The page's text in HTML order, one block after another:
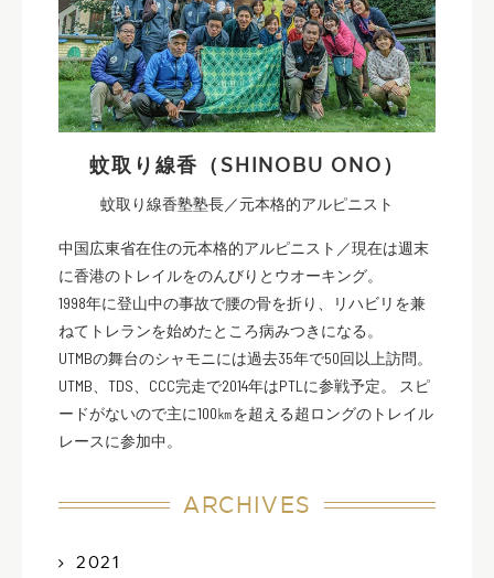
蚊取り線香（SHINOBU ONO）
蚊取り線香塾塾長／元本格的アルピニスト
中国広東省在住の元本格的アルピニスト／現在は週末
に香港のトレイルをのんびりとウオーキング。
1998年に登山中の事故で腰の骨を折り、リハビリを兼
ねてトレランを始めたところ病みつきになる。
UTMBの舞台のシャモニには過去35年で50回以上訪問。
UTMB、TDS、CCC完走で2014年はPTLに参戦予定。 スピ
ードがないので主に100㎞を超える超ロングのトレイル
レースに参加中。
ARCHIVES
2021